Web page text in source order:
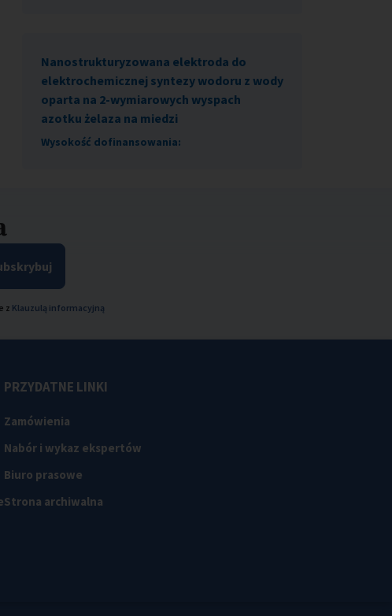
Nanostrukturyzowana elektroda do
elektrochemicznej syntezy wodoru z wody
oparta na 2-wymiarowych wyspach
azotku żelaza na miedzi
Wysokość dofinansowania:
z Klauzulą informacyjną
PRZYDATNE LINKI
Zamówienia
Nabór i wykaz ekspertów
Biuro prasowe
Strona archiwalna